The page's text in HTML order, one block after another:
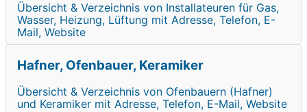
Übersicht & Verzeichnis von Installateuren für Gas,
Wasser, Heizung, Lüftung mit Adresse, Telefon, E-
Mail, Website
Hafner, Ofenbauer, Keramiker
Übersicht & Verzeichnis von Ofenbauern (Hafner)
und Keramiker mit Adresse, Telefon, E-Mail, Website